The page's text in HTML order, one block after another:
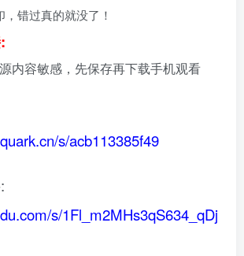
错过真的就没了！
内容敏感，先保存再下载手机观看
s/acb113385f49
s/1Fl_m2MHs3qS634_qDj